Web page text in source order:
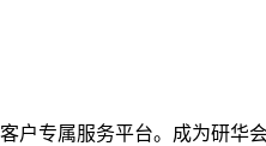
户专属服务平台。成为研华